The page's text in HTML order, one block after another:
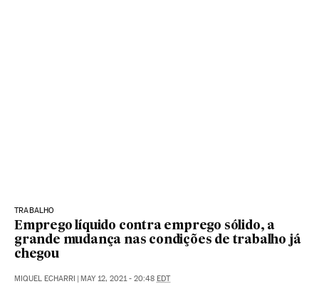
TRABALHO
Emprego líquido contra emprego sólido, a
grande mudança nas condições de trabalho já
chegou
MIQUEL ECHARRI | MAY 12, 2021 - 20:48 EDT